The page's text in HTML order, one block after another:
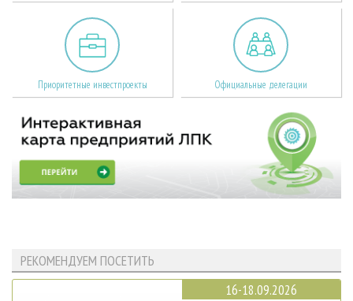
Приоритетные инвестпроекты Официальные делегации
РЕКОМЕНДУЕМ ПОСЕТИТЬ
16-18.09.2026